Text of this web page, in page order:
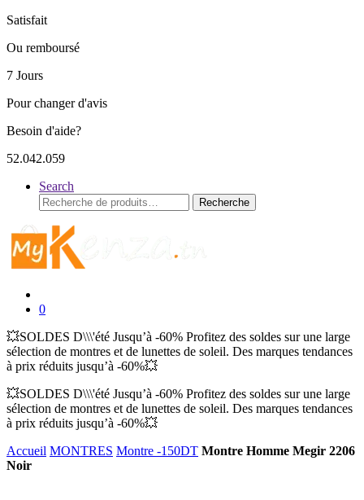
Satisfait
Ou remboursé
7 Jours
Pour changer d'avis
Besoin d'aide?
52.042.059
Search
Recherche
pour :
Recherche
0
💥SOLDES D\\\'été Jusqu’à -60% Profitez des soldes sur une large
sélection de montres et de lunettes de soleil. Des marques tendances
à prix réduits jusqu’à -60%💥
💥SOLDES D\\\'été Jusqu’à -60% Profitez des soldes sur une large
sélection de montres et de lunettes de soleil. Des marques tendances
à prix réduits jusqu’à -60%💥
Accueil MONTRES Montre -150DT Montre Homme Megir 2206
Noir